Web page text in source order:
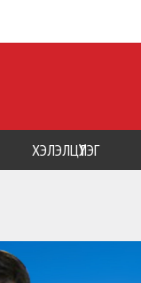
ХЭЛЭЛЦҮҮЛЭГ